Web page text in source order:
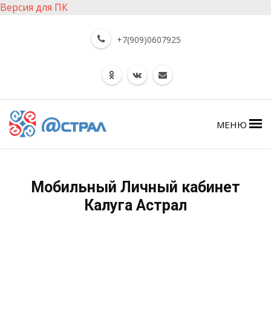
Версия для ПК
+7(909)0607925
МЕНЮ
Мобильный Личный кабинет
Калуга Астрал